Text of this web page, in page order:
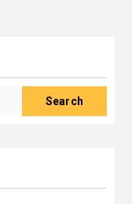
Search